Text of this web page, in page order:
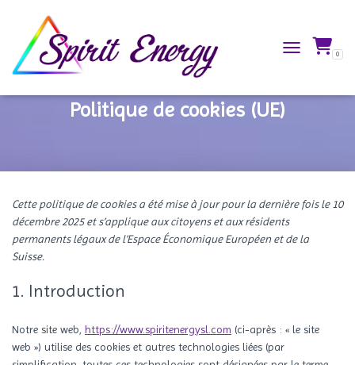
TOGGLE 0
Politique de cookies (UE)
Cette politique de cookies a été mise à jour pour la dernière fois le 10
décembre 2025 et s’applique aux citoyens et aux résidents
permanents légaux de l’Espace Économique Européen et de la
Suisse.
1. Introduction
Notre site web, https://www.spiritenergysl.com (ci-après : « le site
web ») utilise des cookies et autres technologies liées (par